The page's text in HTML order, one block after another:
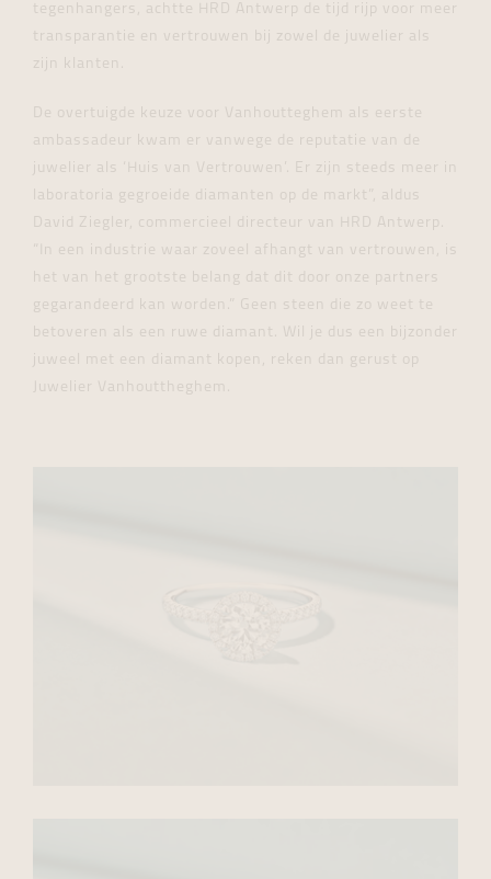
tegenhangers, achtte HRD Antwerp de tijd rijp voor meer
transparantie en vertrouwen bij zowel de juwelier als
zijn klanten.
De overtuigde keuze voor Vanhoutteghem als eerste
ambassadeur kwam er vanwege de reputatie van de
juwelier als ‘Huis van Vertrouwen’. Er zijn steeds meer in
laboratoria gegroeide diamanten op de markt”, aldus
David Ziegler, commercieel directeur van HRD Antwerp.
“In een industrie waar zoveel afhangt van vertrouwen, is
het van het grootste belang dat dit door onze partners
gegarandeerd kan worden.” Geen steen die zo weet te
betoveren als een ruwe diamant. Wil je dus een bijzonder
juweel met een diamant kopen, reken dan gerust op
Juwelier Vanhouttheghem.